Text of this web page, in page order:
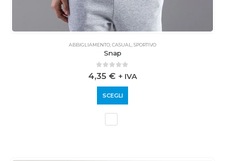
ABBIGLIAMENTO,CASUAL,SPORTIVO
Snap
0out of 5
4,35 € + IVA
SCEGLI